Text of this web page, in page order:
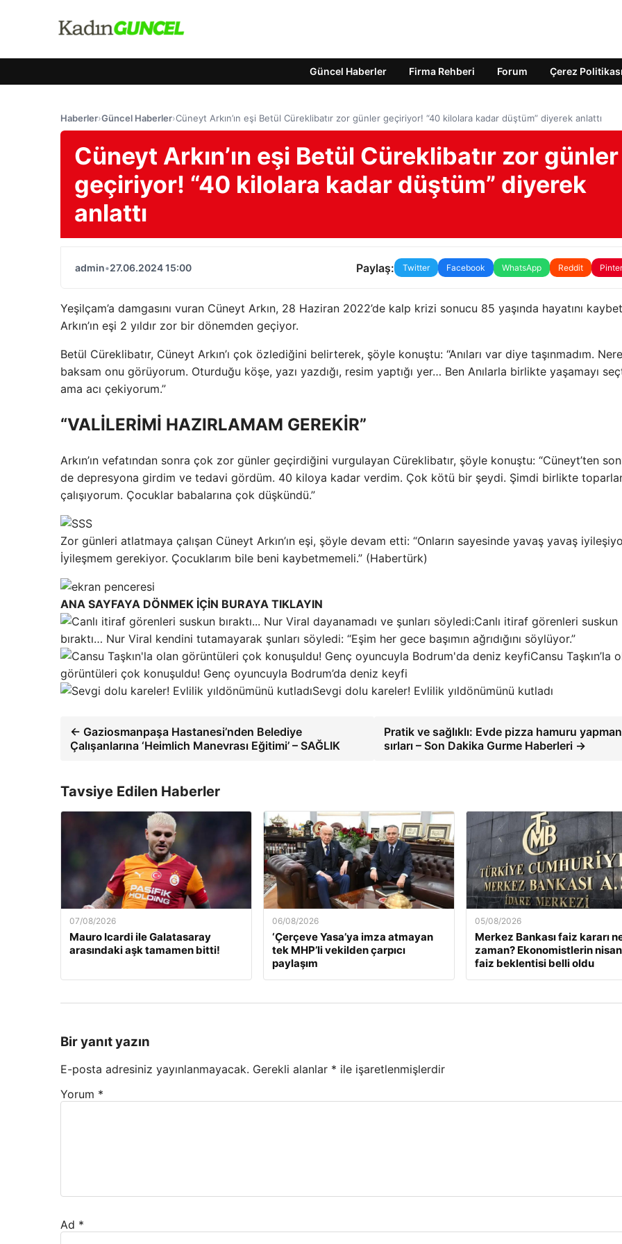
Güncel Haberler Firma Rehberi Forum Çerez Politikası
Haberler›Güncel Haberler›Cüneyt Arkın’ın eşi Betül Cüreklibatır zor günler geçiriyor! “40 kilolara kadar düştüm” diyerek anlattı
Cüneyt Arkın’ın eşi Betül Cüreklibatır zor günler
geçiriyor! “40 kilolara kadar düştüm” diyerek
anlattı
admin•27.06.2024 15:00 Paylaş: Twitter Facebook WhatsApp Reddit
Yeşilçam’a damgasını vuran Cüneyt Arkın, 28 Haziran 2022’de kalp krizi sonucu 85 yaşında hayatını
Arkın’ın eşi 2 yıldır zor bir dönemden geçiyor.
Betül Cüreklibatır, Cüneyt Arkın’ı çok özlediğini belirterek, şöyle konuştu: “Anıları var diye taşınmadım.
baksam onu ​​görüyorum. Oturduğu köşe, yazı yazdığı, resim yaptığı yer… Ben Anılarla birlikte yaşamayı
ama acı çekiyorum.”
“VALİLERİMİ HAZIRLAMAM GEREKİR”
Arkın’ın vefatından sonra çok zor günler geçirdiğini vurgulayan Cüreklibatır, şöyle konuştu: “Cüneyt’ten
de depresyona girdim ve tedavi gördüm. 40 kiloya kadar verdim. Çok kötü bir şeydi. Şimdi birlikte
çalışıyorum. Çocuklar babalarına çok düşkündü.”
Zor günleri atlatmaya çalışan Cüneyt Arkın’ın eşi, şöyle devam etti: “Onların sayesinde yavaş yavaş
İyileşmem gerekiyor. Çocuklarım bile beni kaybetmemeli.” (Habertürk)
ANA SAYFAYA DÖNMEK İÇİN BURAYA TIKLAYIN
Canlı itiraf görenleri suskun
bıraktı… Nur Viral kendini tutamayarak şunları söyledi: “Eşim her gece başımın ağrıdığını söylüyor.”
Cansu Taşkın’la
görüntüleri çok konuşuldu! Genç oyuncuyla Bodrum’da deniz keyfi
Sevgi dolu kareler! Evlilik yıldönümünü kutladı
← Gaziosmanpaşa Hastanesi’nden Belediye
Çalışanlarına ‘Heimlich Manevrası Eğitimi’ – SAĞLIK
Pratik ve sağlıklı: Evde pizza hamuru
sırları – Son Dakika Gurme Haberleri →
Tavsiye Edilen Haberler
07/08/2026
Mauro Icardi ile Galatasaray
arasındaki aşk tamamen bitti!
06/08/2026
‘Çerçeve Yasa’ya imza atmayan
tek MHP’li vekilden çarpıcı
paylaşım
05/08/2026
Merkez Bankası faiz kararı
zaman? Ekonomistlerin nisan
faiz beklentisi belli oldu
Bir yanıt yazın
E-posta adresiniz yayınlanmayacak. Gerekli alanlar * ile işaretlenmişlerdir
Yorum *
Ad *